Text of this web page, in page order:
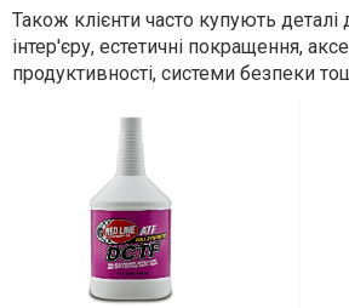
Також клієнти часто купують деталі
інтер'єру, естетичні покращення, а
продуктивності, системи безпеки